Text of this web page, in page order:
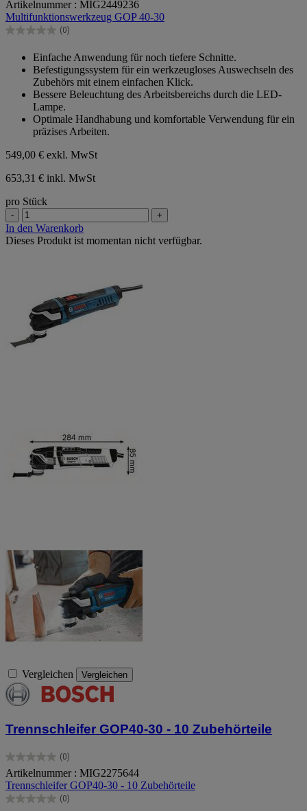
von
5
Sternen.
Artikelnummer : MIG2449236
Multifunktionswerkzeug GOP 40-30
(0)
0.0
Sternen.
Einfache Anwendung für noch tiefere Schnitte.
Befestigungssystem für ein werkzeugloses Auswechseln des
Zubehörs mit einem einfachen Klick.
Bessere Beleuchtung des Arbeitsbereichs durch die LED-
Lampe.
Optimale Handhabung und komfortable Verwendung für ein
präzises Arbeiten.
549,00 € exkl. MwSt
653,31 € inkl. MwSt
pro Stück
- +
In den Warenkorb
Dieses Produkt ist momentan nicht verfügbar.
Vergleichen Vergleichen
Trennschleifer GOP40-30 - 10 Zubehörteile
(0)
0.0
von
5
Sternen.
Artikelnummer : MIG2275644
Trennschleifer GOP40-30 - 10 Zubehörteile
(0)
0.0